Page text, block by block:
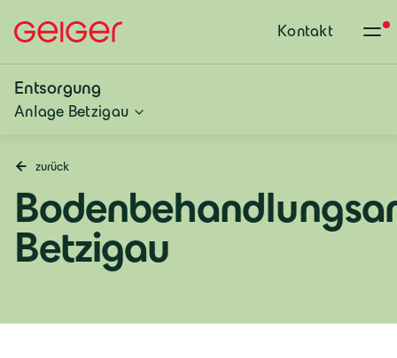
Kontakt
Entsorgung
Anlage Betzigau
zurück
Betzigau
Deutschland